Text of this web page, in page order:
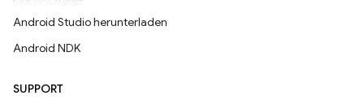
Android Studio herunterladen
Android NDK
SUPPORT